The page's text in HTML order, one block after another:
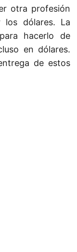
otra profesión
dólares. La
hacerlo de
en dólares.
de estos